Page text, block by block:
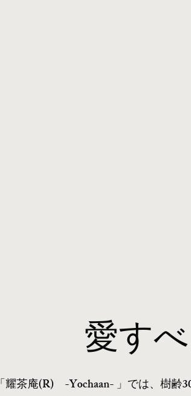
愛す
「耀茶庵(R) -Yochaan- 」では、樹齢